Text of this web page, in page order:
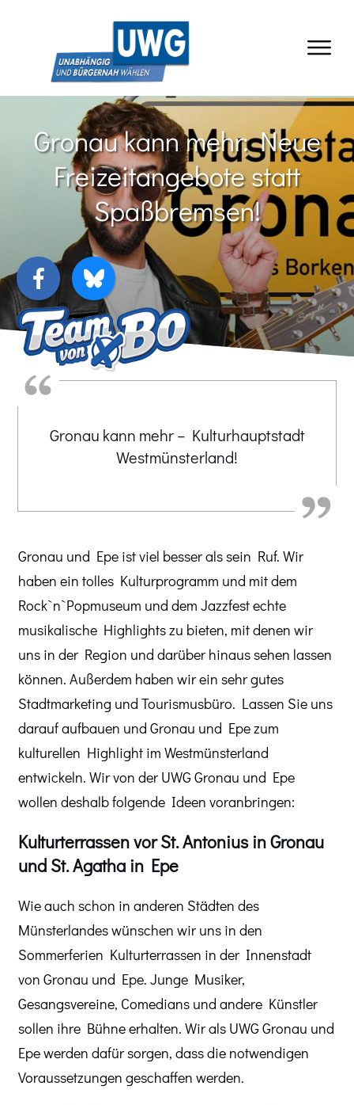
Gronau kann mehr: Neue
Freizeitangebote statt
Spaßbremsen!
Gronau kann mehr – Kulturhauptstadt
Westmünsterland!
Gronau und Epe ist viel besser als sein Ruf. Wir
haben ein tolles Kulturprogramm und mit dem
Rock`n`Popmuseum und dem Jazzfest echte
musikalische Highlights zu bieten, mit denen wir
uns in der Region und darüber hinaus sehen lassen
können. Außerdem haben wir ein sehr gutes
Stadtmarketing und Tourismusbüro. Lassen Sie uns
darauf aufbauen und Gronau und Epe zum
kulturellen Highlight im Westmünsterland
entwickeln. Wir von der UWG Gronau und Epe
wollen deshalb folgende Ideen voranbringen:
Kulturterrassen vor St. Antonius in Gronau
und St. Agatha in Epe
Wie auch schon in anderen Städten des
Münsterlandes wünschen wir uns in den
Sommerferien Kulturterrassen in der Innenstadt
von Gronau und Epe. Junge Musiker,
Gesangsvereine, Comedians und andere Künstler
sollen ihre Bühne erhalten. Wir als UWG Gronau und
Epe werden dafür sorgen, dass die notwendigen
Voraussetzungen geschaffen werden.